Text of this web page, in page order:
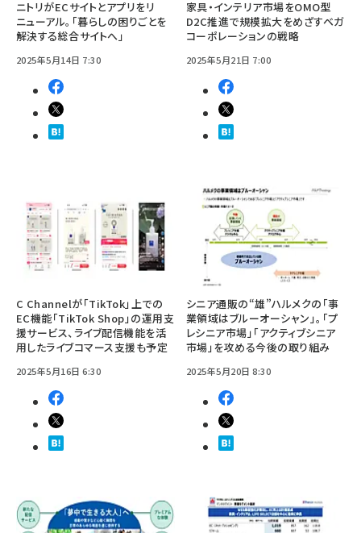
ニトリがECサイトとアプリをリ
ニューアル。「暮らしの困りごとを
解決する総合サイトへ」
2025年5月14日 7:30
家具・インテリア市場をOMO型
D2C推進で規模拡大をめざすベガ
コーポレーションの戦略
2025年5月21日 7:00
C Channelが「TikTok」上での
EC機能「TikTok Shop」の運用支
援サービス、ライブ配信機能を活
用したライブコマース支援も予定
2025年5月16日 6:30
シニア通販の“雄”ハルメクの「事
業領域はブルーオーシャン」。「プ
レシニア市場」「アクティブシニア
市場」を攻める今後の取り組み
2025年5月20日 8:30